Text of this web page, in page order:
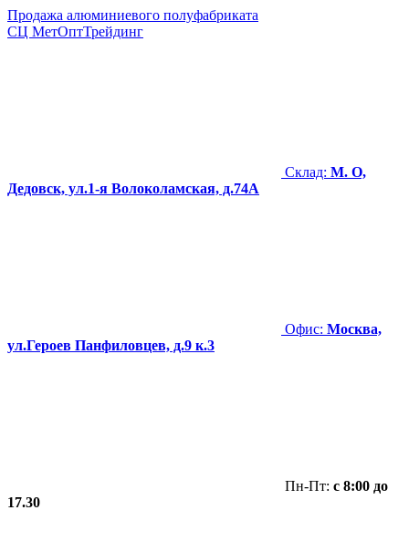
Продажа алюминиевого полуфабриката
СЦ МетОптТрейдинг
Склад: М. О,
Дедовск, ул.1-я Волоколамская, д.74А
Офис: Москва,
ул.Героев Панфиловцев, д.9 к.3
Пн-Пт: с 8:00 до
17.30